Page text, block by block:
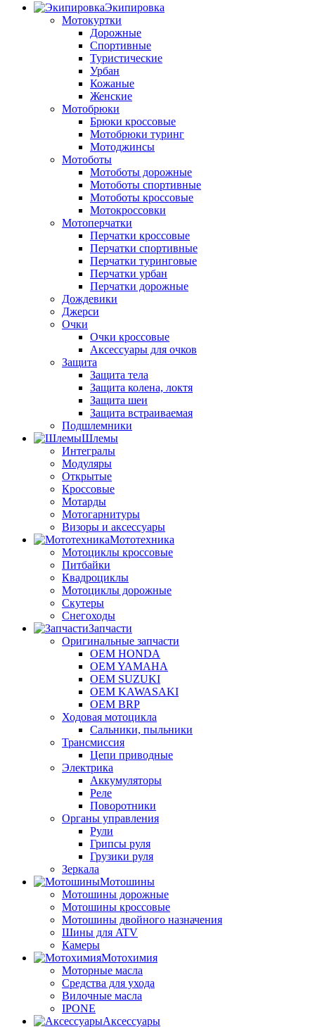
Экипировка
Мотокуртки
Дорожные
Спортивные
Туристические
Урбан
Кожаные
Женские
Мотобрюки
Брюки кроссовые
Мотобрюки туринг
Мотоджинсы
Мотоботы
Мотоботы дорожные
Мотоботы спортивные
Мотоботы кроссовые
Мотокроссовки
Мотоперчатки
Перчатки кроссовые
Перчатки спортивные
Перчатки туринговые
Перчатки урбан
Перчатки дорожные
Дождевики
Джерси
Очки
Очки кроссовые
Аксессуары для очков
Защита
Защита тела
Защита колена, локтя
Защита шеи
Защита встраиваемая
Подшлемники
Шлемы
Интегралы
Модуляры
Открытые
Кроссовые
Мотарды
Мотогарнитуры
Визоры и аксессуары
Мототехника
Мотоциклы кроссовые
Питбайки
Квадроциклы
Мотоциклы дорожные
Скутеры
Снегоходы
Запчасти
Оригинальные запчасти
OEM HONDA
OEM YAMAHA
OEM SUZUKI
OEM KAWASAKI
OEM BRP
Ходовая мотоцикла
Сальники, пыльники
Трансмиссия
Цепи приводные
Электрика
Аккумуляторы
Реле
Поворотники
Органы управления
Рули
Грипсы руля
Грузики руля
Зеркала
Мотошины
Мотошины дорожные
Мотошины кроссовые
Мотошины двойного назначения
Шины для ATV
Камеры
Мотохимия
Моторные масла
Средства для ухода
Вилочные масла
IPONE
Аксессуары